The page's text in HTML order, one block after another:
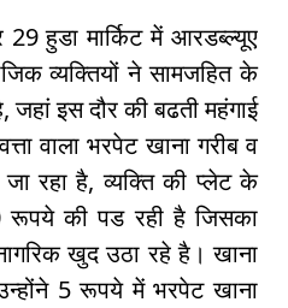
हुडा मार्किट में आरडब्ल्यूए
व्यक्तियों ने सामजहित के
इस दौर की बढती महंगाई
वाला भरपेट खाना गरीब व
जा रहा है, व्यक्ति की प्लेट के
रूपये की पड रही है जिसका
खुद उठा रहे है। खाना
5 रूपये में भरपेट खाना